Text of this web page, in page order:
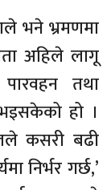
भने भ्रमणमा
अहिले लागू
तथा
हो ।
कसरी बढी
निर्भर गर्छ,’